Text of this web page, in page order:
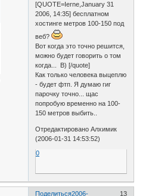
[QUOTE=Ierne,January 31
2006, 14:35] бесплатном
хостинге метров 100-150 под
веб?
Вот когда это точно решится,
можно будет говорить о том
когда... B) [/quote]
Как только человека выцеплю
- будет фтп. Я думаю гиг
парочку точно... щас
попробую временно на 100-
150 метров выбить..
Отредактировано Алхимик
(2006-01-31 14:53:52)
0
Поделиться 13
2006-